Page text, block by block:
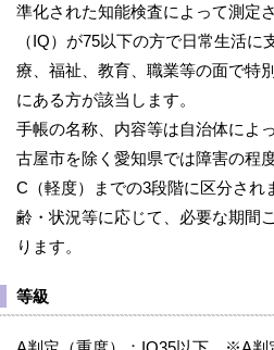
準化された知能検査によって測定
（IQ）が75以下の方で日常生活
療、福祉、教育、職業等の面で特
にある方が該当します。
手帳の名称、内容等は自治体によ
古屋市を除く愛知県では障害の程
C（軽度）までの3段階に区分され
齢・状況等に応じて、必要な期間
ります。
等級